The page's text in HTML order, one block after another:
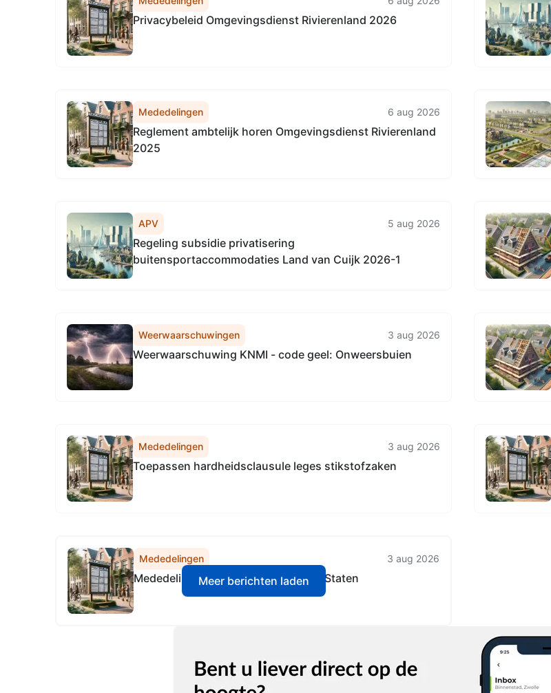
Privacybeleid Omgevingsdienst Rivierenland 2026
Mededelingen 6 aug 2026
Reglement ambtelijk horen Omgevingsdienst Rivierenland
2025
APV 5 aug 2026
Regeling subsidie privatisering
buitensportaccommodaties Land van Cuijk 2026-1
Weerwaarschuwingen 3 aug 2026
Weerwaarschuwing KNMI - code geel: Onweersbuien
Mededelingen 3 aug 2026
Toepassen hardheidsclausule leges stikstofzaken
Mededelingen 3 aug 2026
Mededeling vergadering Provinciale Staten
Meer berichten laden